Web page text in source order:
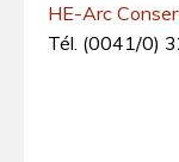
HE-Arc
Tél. (0041/0)